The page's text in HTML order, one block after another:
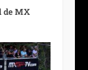
de MX